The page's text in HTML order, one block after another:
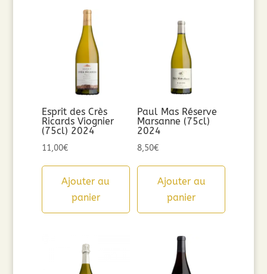
Esprit des Crès
Ricards Viognier
(75cl) 2024
11,00€
Ajouter au
panier
Paul Mas Réserve
Marsanne (75cl)
2024
8,50€
Ajouter au
panier